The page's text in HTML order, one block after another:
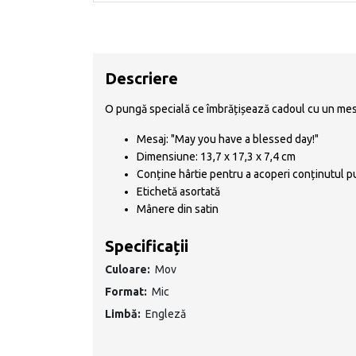
Descriere
O pungă specială ce îmbrățișează cadoul cu un
Mesaj: "May you have a blessed day!"
Dimensiune: 13,7 x 17,3 x 7,4 cm
Conține hârtie pentru a acoperi conținutul
Etichetă asortată
Mânere din satin
Specificații
Culoare: Mov
Format: Mic
Limbă: Engleză